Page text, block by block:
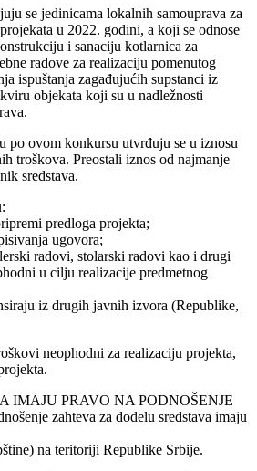
se jedinicama lokalnih samouprava za
u 2022. godini, a koji se odnose
i sanaciju kotlarnica za
radove za realizaciju pomenutog
ispuštanja zagađujućih supstanci iz
objekata koji su u nadležnosti
po ovom konkursu utvrđuju se u iznosu
troškova. Preostali iznos od najmanje
sredstava.
predloga projekta;
ugovora;
radovi, stolarski radovi kao i drugi
u cilju realizacije predmetnog
iz drugih javnih izvora (Republike,
neophodni za realizaciju projekta,
IMAJU PRAVO NA PODNOŠENJE
zahteva za dodelu sredstava imaju
na teritoriji Republike Srbije.